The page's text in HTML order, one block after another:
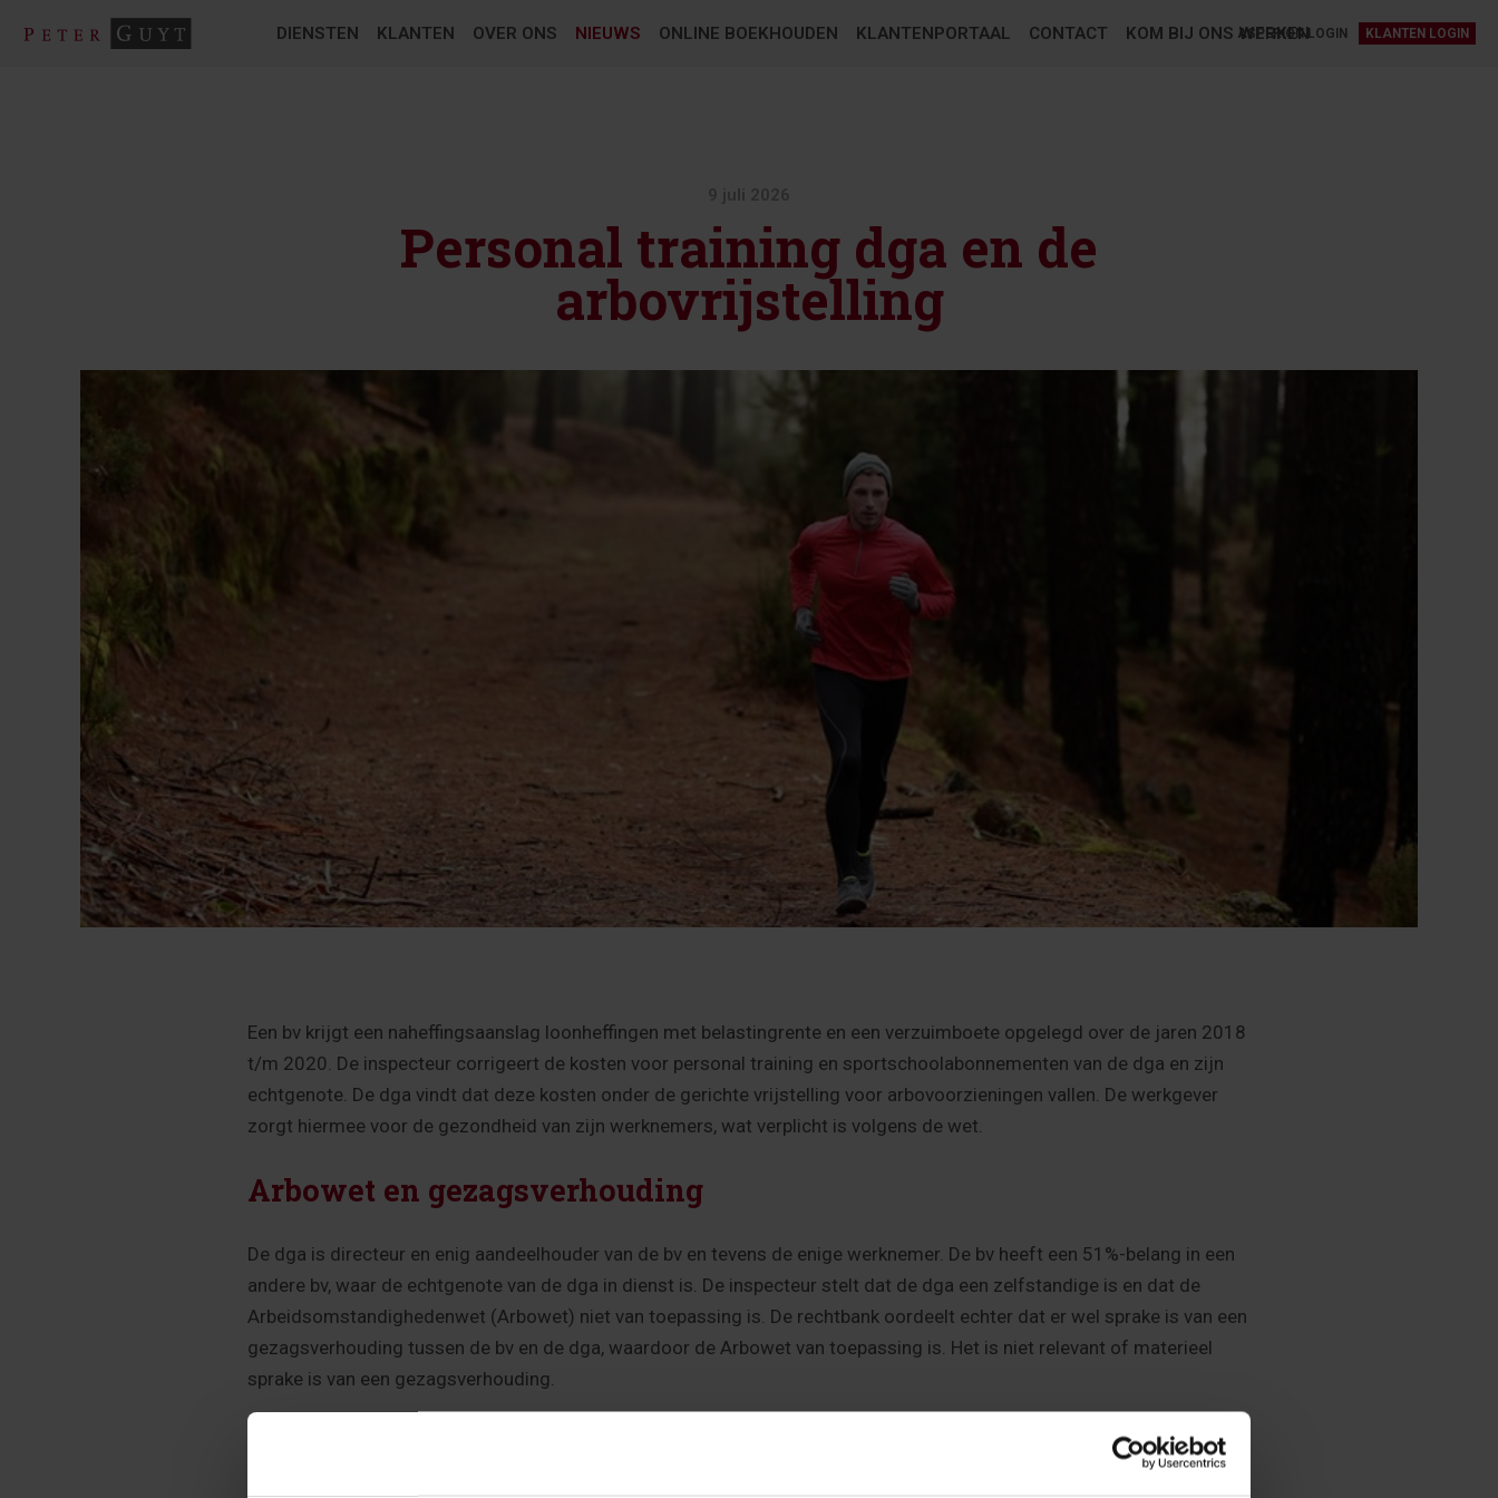
DIENSTEN KLANTEN OVER ONS NIEUWS ONLINE BOEKHOUDEN KLANTENPORTAAL CONTACT KOM BIJ ONS WERKEN
ASPERION LOGIN KLANTEN LOGIN
Personal training dga en de
arbovrijstelling
Een bv krijgt een naheffingsaanslag loonheffingen met belastingrente en een verzuimboete opgelegd over de jaren 2018
t/m 2020. De inspecteur corrigeert de kosten voor personal training en sportschoolabonnementen van de dga en zijn
echtgenote. De dga vindt dat deze kosten onder de gerichte vrijstelling voor arbovoorzieningen vallen. De werkgever
zorgt hiermee voor de gezondheid van zijn werknemers, wat verplicht is volgens de wet.
Arbowet en gezagsverhouding
De dga is directeur en enig aandeelhouder van de bv en tevens de enige werknemer. De bv heeft een 51%-belang in een
andere bv, waar de echtgenote van de dga in dienst is. De inspecteur stelt dat de dga een zelfstandige is en dat de
Arbeidsomstandighedenwet (Arbowet) niet van toepassing is. De rechtbank oordeelt echter dat er wel sprake is van een
gezagsverhouding tussen de bv en de dga, waardoor de Arbowet van toepassing is. Het is niet relevant of materieel
sprake is van een gezagsverhouding.